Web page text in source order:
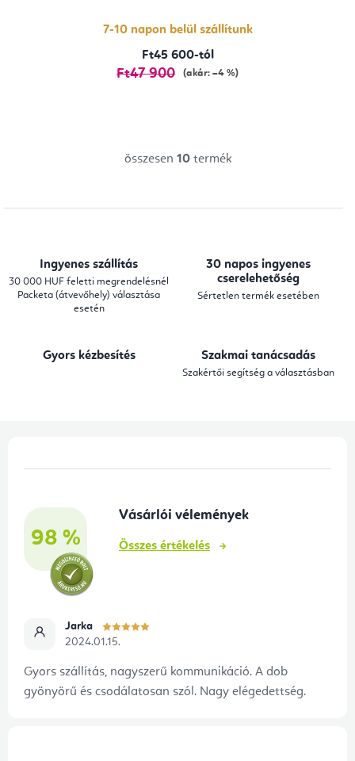
csillag.
7-10 napon belül szállítunk
Ft45 600-tól
Ft47 900 (akár: –4 %)
s
y
e
m
összesen 10termék
Ingyenes szállítás
30 000 HUF feletti megrendelésnél
Packeta (átvevőhely) választása
esetén
30 napos ingyenes
cserelehetőség
Sértetlen termék esetében
Gyors kézbesítés Szakmai tanácsadás
Szakértői segítség a választásban
98 %
Vásárlói vélemények
Összes értékelés
Jarka
2024.01.15.
Gyors szállítás, nagyszerű kommunikáció. A dob
gyönyörű és csodálatosan szól. Nagy elégedettség.